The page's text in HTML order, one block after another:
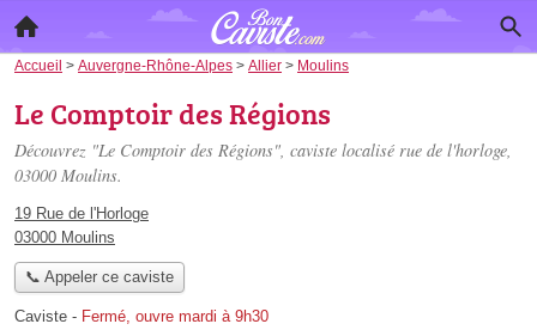
Accueil > Auvergne-Rhône-Alpes > Allier > Moulins
Le Comptoir des Régions
Découvrez "Le Comptoir des Régions", caviste localisé rue de l'horloge,
03000 Moulins.
19 Rue de l'Horloge
03000 Moulins
📞 Appeler ce caviste
Caviste - Fermé, ouvre mardi à 9h30